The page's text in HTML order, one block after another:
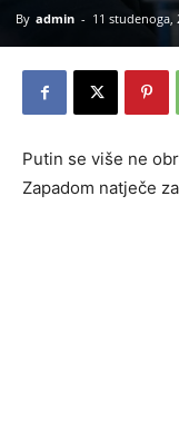
By admin - 11 studenoga,
Putin se više ne
Zapadom natječe